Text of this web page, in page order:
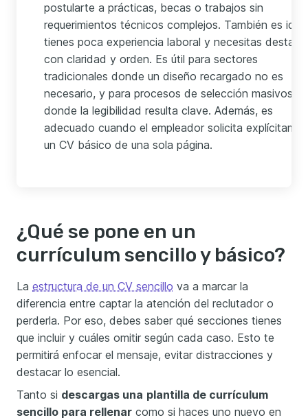
postularte a prácticas, becas o trabajos sin
requerimientos técnicos complejos. También es
tienes poca experiencia laboral y necesitas
con claridad y orden. Es útil para sectores
tradicionales donde un diseño recargado no es
necesario, y para procesos de selección masivos
donde la legibilidad resulta clave. Además, es
adecuado cuando el empleador solicita
un CV básico de una sola página.
¿Qué se pone en un
currículum sencillo y básico?
La estructura de un CV sencillo va a marcar la
diferencia entre captar la atención del reclutador o
perderla. Por eso, debes saber qué secciones tienes
que incluir y cuáles omitir según cada caso. Esto te
permitirá enfocar el mensaje, evitar distracciones y
destacar lo esencial.
Tanto si descargas una plantilla de currículum
sencillo para rellenar como si haces uno nuevo en